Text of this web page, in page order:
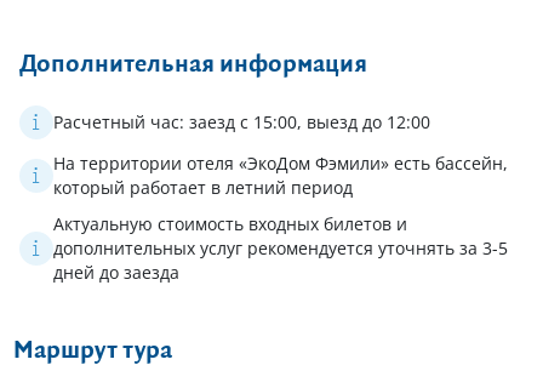
Дополнительная информация
Расчетный час: заезд с 15:00, выезд до 12:00
На территории отеля «ЭкоДом Фэмили» есть бассейн,
который работает в летний период
Актуальную стоимость входных билетов и
дополнительных услуг рекомендуется уточнять за 3-5
дней до заезда
Маршрут тура